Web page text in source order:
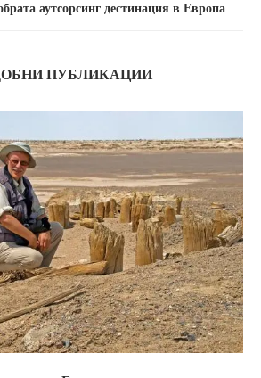
аутсорсинг дестинация в Европа
ПУБЛИКАЦИИ